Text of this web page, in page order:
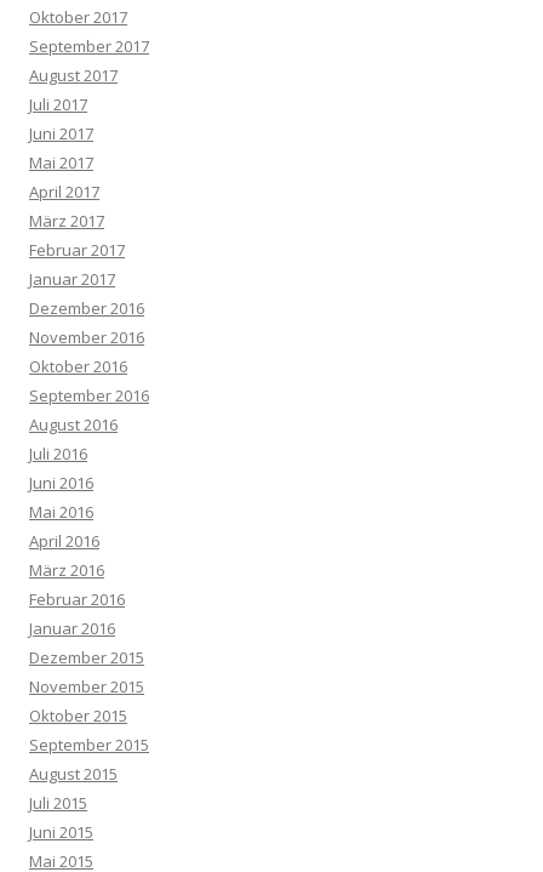
Oktober 2017
September 2017
August 2017
Juli 2017
Juni 2017
Mai 2017
April 2017
März 2017
Februar 2017
Januar 2017
Dezember 2016
November 2016
Oktober 2016
September 2016
August 2016
Juli 2016
Juni 2016
Mai 2016
April 2016
März 2016
Februar 2016
Januar 2016
Dezember 2015
November 2015
Oktober 2015
September 2015
August 2015
Juli 2015
Juni 2015
Mai 2015